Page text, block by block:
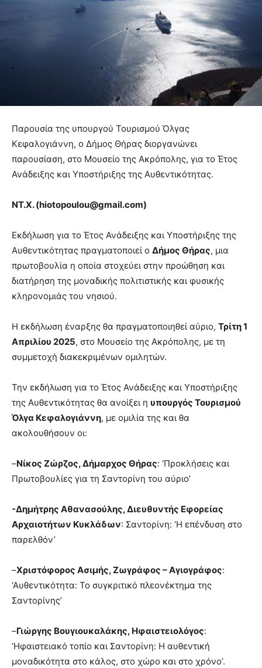
Παρουσία της υπουργού Τουρισμού Όλγας
Κεφαλογιάννη, ο Δήμος Θήρας διοργανώνει
παρουσίαση, στο Μουσείο της Ακρόπολης, για το Έτος
Ανάδειξης και Υποστήριξης της Αυθεντικότητας.
ΝΤ.Χ. (hiotopoulou@gmail.com)
Εκδήλωση για το Έτος Ανάδειξης και Υποστήριξης της
Αυθεντικότητας πραγματοποιεί ο Δήμος Θήρας, μια
πρωτοβουλία η οποία στοχεύει στην προώθηση και
διατήρηση της μοναδικής πολιτιστικής και φυσικής
κληρονομιάς του νησιού.
Η εκδήλωση έναρξης θα πραγματοποιηθεί αύριο, Τρίτη 1
Απριλίου 2025, στο Μουσείο της Ακρόπολης, με τη
συμμετοχή διακεκριμένων ομιλητών.
Την εκδήλωση για το Έτος Ανάδειξης και Υποστήριξης
της Αυθεντικότητας θα ανοίξει η υπουργός Τουρισμού
Όλγα Κεφαλογιάννη, με ομιλία της και θα
ακολουθήσουν οι:
–Νίκος Ζώρζος, Δήμαρχος Θήρας: ‘Προκλήσεις και
Πρωτοβουλίες για τη Σαντορίνη του αύριο’
-Δημήτρης Αθανασούλης, Διευθυντής Εφορείας
Αρχαιοτήτων Κυκλάδων: Σαντορίνη: ‘Η επένδυση στο
παρελθόν’
–Χριστόφορος Ασιμής, Ζωγράφος – Αγιογράφος:
‘Αυθεντικότητα: Το συγκριτικό πλεονέκτημα της
Σαντορίνης’
–Γιώργης Βουγιουκαλάκης, Ηφαιστειολόγος:
‘Ηφαιστειακό τοπίο και Σαντορίνη: Η αυθεντική
μοναδικότητα στο κάλος, στο χώρο και στο χρόνο’.